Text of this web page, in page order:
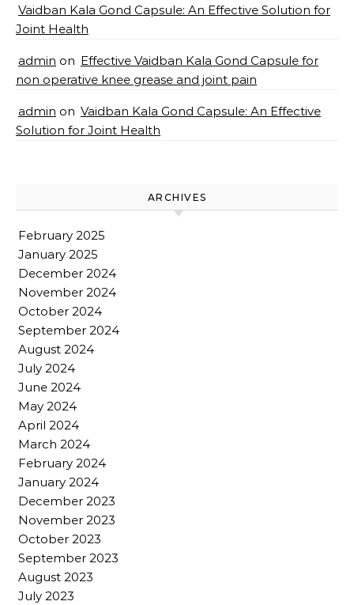
Vaidban Kala Gond Capsule: An Effective Solution for
Joint Health
admin on Effective Vaidban Kala Gond Capsule for
non operative knee grease and joint pain
admin on Vaidban Kala Gond Capsule: An Effective
Solution for Joint Health
ARCHIVES
February 2025
January 2025
December 2024
November 2024
October 2024
September 2024
August 2024
July 2024
June 2024
May 2024
April 2024
March 2024
February 2024
January 2024
December 2023
November 2023
October 2023
September 2023
August 2023
July 2023